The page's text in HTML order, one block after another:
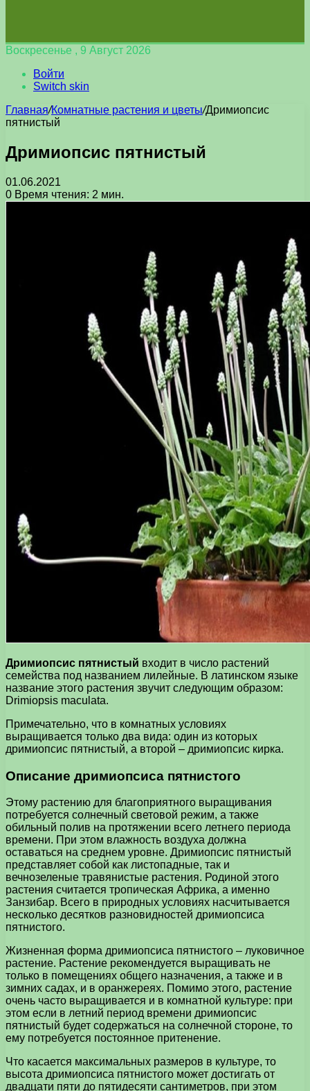
Воскресенье , 9 Август 2026
Войти
Switch skin
Главная/Комнатные растения и цветы/Дримиопсис
пятнистый
Дримиопсис пятнистый
01.06.2021
0 Время чтения: 2 мин.
Дримиопсис пятнистый входит в число растений
семейства под названием лилейные. В латинском языке
название этого растения звучит следующим образом:
Drimiopsis maculata.
Примечательно, что в комнатных условиях
выращивается только два вида: один из которых
дримиопсис пятнистый, а второй – дримиопсис кирка.
Описание дримиопсиса пятнистого
Этому растению для благоприятного выращивания
потребуется солнечный световой режим, а также
обильный полив на протяжении всего летнего периода
времени. При этом влажность воздуха должна
оставаться на среднем уровне. Дримиопсис пятнистый
представляет собой как листопадные, так и
вечнозеленые травянистые растения. Родиной этого
растения считается тропическая Африка, а именно
Занзибар. Всего в природных условиях насчитывается
несколько десятков разновидностей дримиопсиса
пятнистого.
Жизненная форма дримиопсиса пятнистого – луковичное
растение. Растение рекомендуется выращивать не
только в помещениях общего назначения, а также и в
зимних садах, и в оранжереях. Помимо этого, растение
очень часто выращивается и в комнатной культуре: при
этом если в летний период времени дримиопсис
пятнистый будет содержаться на солнечной стороне, то
ему потребуется постоянное притенение.
Что касается максимальных размеров в культуре, то
высота дримиопсиса пятнистого может достигать от
двадцати пяти до пятидесяти сантиметров, при этом